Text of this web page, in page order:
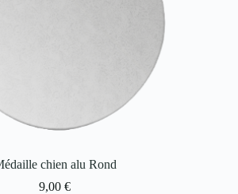
chien alu Rond
9,00€